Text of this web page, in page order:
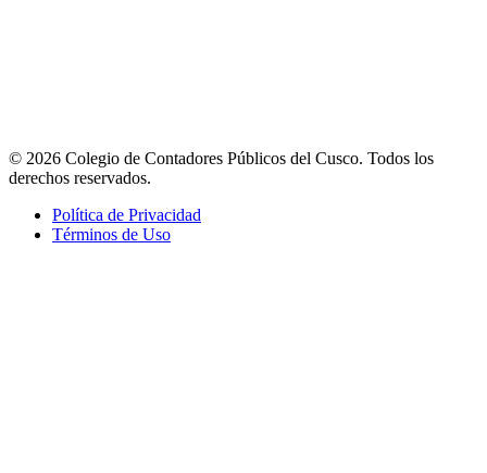
© 2026 Colegio de Contadores Públicos del Cusco. Todos los
derechos reservados.
Política de Privacidad
Términos de Uso